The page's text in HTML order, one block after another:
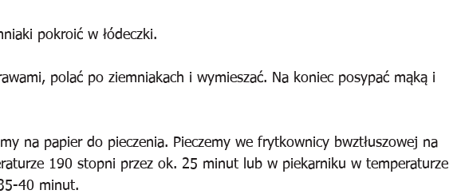
pokroić w łódeczki.
polać po ziemniakach i wymieszać. Na koniec posypać mąką i
na papier do pieczenia. Pieczemy we frytkownicy bwztłuszowej na
190 stopni przez ok. 25 minut lub w piekarniku w temperaturze
40 minut.